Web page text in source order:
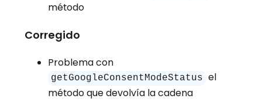
método
Corregido
Problema con
getGoogleConsentModeStatus el
método que devolvía la cadena